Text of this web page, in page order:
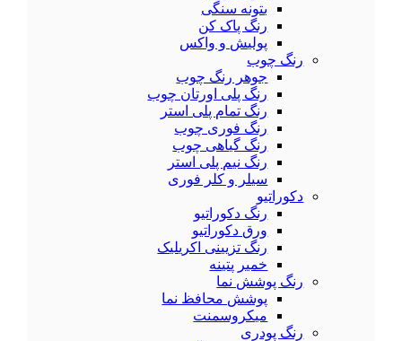
بتونه سنگی
رنگ پاک کن
پولیش و واکس
رنگ چوب
جوهر رنگ چوب
رنگ پلی اورتان چوب
رنگ تمام پلی استر
رنگ فوری چوب
رنگ گیاهی چوب
رنگ نیم پلی استر
سیلر و کلر فوری
دکوراتیو
رنگ دکوراتیو
ورق دکوراتیو
رنگ تزیینی اکریلیک
خمیر پتینه
رنگ پوشش نما
پوشش محافظ نما
میکروسمنت
رنگ پودری